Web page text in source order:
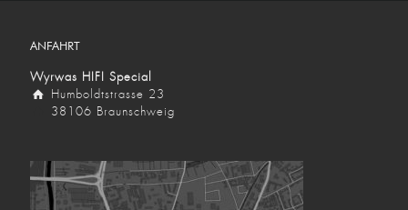
ANFAHRT
Wyrwas HIFI Special
Humboldtstrasse 23
38106 Braunschweig